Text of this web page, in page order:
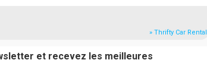
» Thrifty Car Rental
et recevez les meilleures